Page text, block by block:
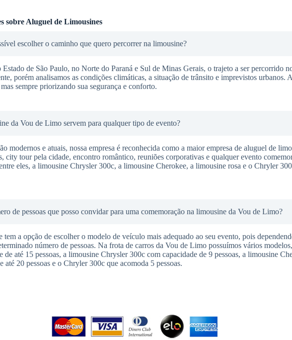
sobre Aluguel de Limousines
escolher o caminho que quero percorrer na limousine?
Estado de São Paulo, no Norte do Paraná e Sul de Minas Gerais, o trajeto a ser percorrido
porém analisamos as condições climáticas, a situação de trânsito e imprevistos urbanos.
sempre priorizando sua segurança e conforto.
da Vou de Limo servem para qualquer tipo de evento?
modernos e atuais, nossa empresa é reconhecida como a maior empresa de aluguel de
city tour pela cidade, encontro romântico, reuniões corporativas e qualquer evento
eles, a limousine Chrysler 300c, a limousine Cherokee, a limousine rosa e o Chryler
de pessoas que posso convidar para uma comemoração na limousine da Vou de Limo?
a opção de escolher o modelo de veículo mais adequado ao seu evento, pois
número de pessoas. Na frota de carros da Vou de Limo possuímos vários
de até 15 pessoas, a limousine Chrysler 300c com capacidade de 9 pessoas, a limousine
20 pessoas e o Chryler 300c que acomoda 5 pessoas.